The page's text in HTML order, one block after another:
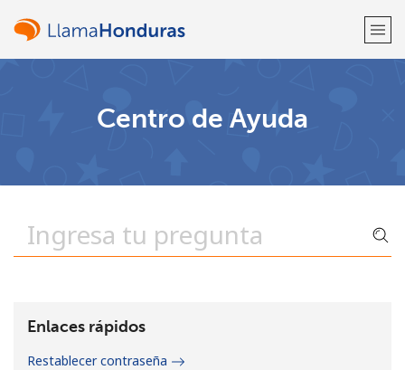
Centro de Ayuda
Enlaces rápidos
Restablecer contraseña